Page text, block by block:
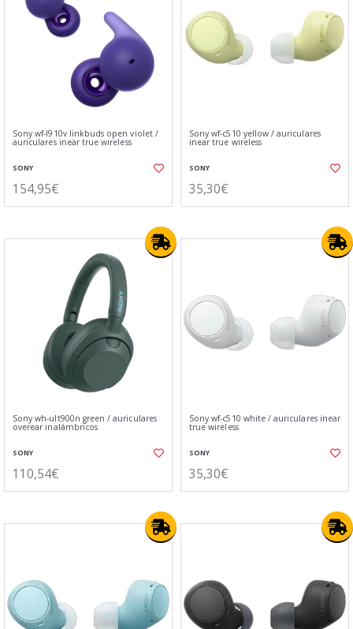
Sony wf-l910v linkbuds open violet /
auriculares inear true wireless
SONY
154,95€
Sony wf-c510 yellow / auriculares
inear true wireless
SONY
35,30€
Sony wh-ult900n green / auriculares
overear inalámbricos
SONY
110,54€
Sony wf-c510 white / auriculares inear
true wireless
SONY
35,30€